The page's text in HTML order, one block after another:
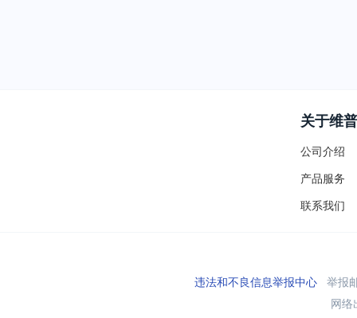
关于维普
公司介绍
产品服务
联系我们
违法和不良信息举报中心举报
网